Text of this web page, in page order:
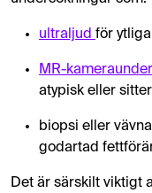
ultraljud för
MR-
atypisk eller
biopsi eller
godartad
Det är särskilt viktigt